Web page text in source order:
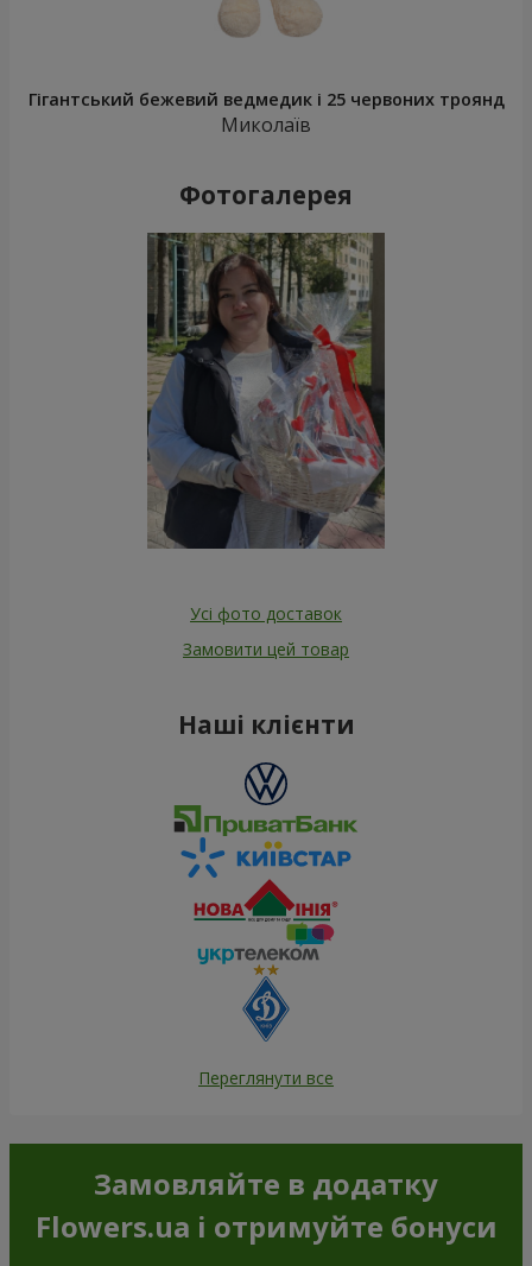
Гігантський бежевий ведмедик і 25 червоних троянд
Миколаїв
Фотогалерея
Усі фото доставок
Замовити цей товар
Наші клієнти
Переглянути все
Замовляйте в додатку
Flowers.ua і отримуйте бонуси